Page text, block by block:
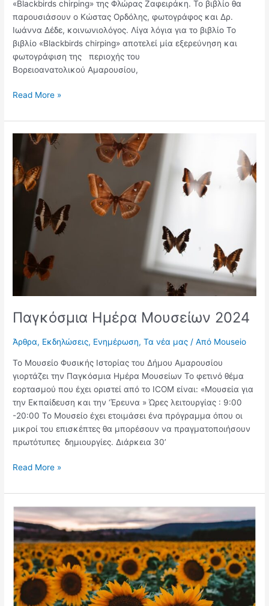
«Blackbirds chirping» της Φλώρας Ζαφειράκη. Το βιβλίο θα
παρουσιάσουν ο Κώστας Ορδόλης, φωτογράφος και Δρ.
Ιωάννα Δέδε, κοινωνιολόγος. Λίγα λόγια για το βιβλίο Το
βιβλίο «Blackbirds chirping» αποτελεί μία εξερεύνηση και
φωτογράφιση της περιοχής του
Βορειοανατολικού Αμαρουσίου,
Read More »
Παγκόσμια Ημέρα Μουσείων 2024
Άρθρα, Εκδηλώσεις, Ενημέρωση,Τα νέα μας / Από Mouseio
Το Μουσείο Φυσικής Ιστορίας του Δήμου Αμαρουσίου
γιορτάζει την Παγκόσμια Ημέρα Μουσείων Το φετινό θέμα
εορτασμού που έχει οριστεί από το ICOM είναι: «Μουσεία για
την Εκπαίδευση και την ‘Έρευνα » Ώρες λειτουργίας : 9:00
-20:00 Το Μουσείο έχει ετοιμάσει ένα πρόγραμμα όπου οι
μικροί του επισκέπτες θα μπορέσουν να πραγματοποιήσουν
πρωτότυπες δημιουργίες. Διάρκεια 30’
Παγκόσμια
Μουσείων
2024
Read More »
Ανακοίνωση
–
Δελτίο
Τύπου